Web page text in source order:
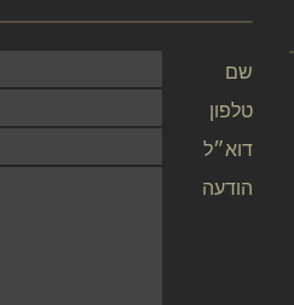
שם
טלפון
דוא״ל
הודעה